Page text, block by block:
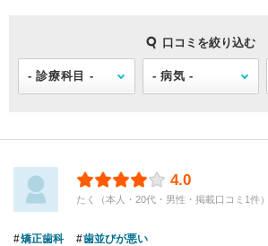
口コミを絞り込む
4.0
たく（本人・20代・男性・掲載口コミ1件）
矯正歯科 歯並びが悪い